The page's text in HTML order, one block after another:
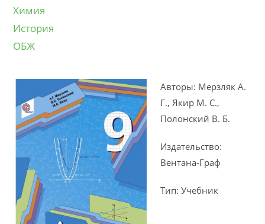
Химия
История
ОБЖ
Авторы: Мерзляк А.
Г., Якир М. С.,
Полонский В. Б.
Издательство:
Вентана-Граф
Тип: Учебник